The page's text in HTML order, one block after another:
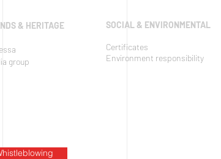
& HERITAGE
group
SOCIAL & ENVIRONMENTAL
Certificates
Environment responsibility